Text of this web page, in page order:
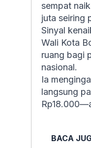
sempat
juta seiring
Sinyal
Wali Kota
ruang bagi
nasional.
Ia
langsung
BACA